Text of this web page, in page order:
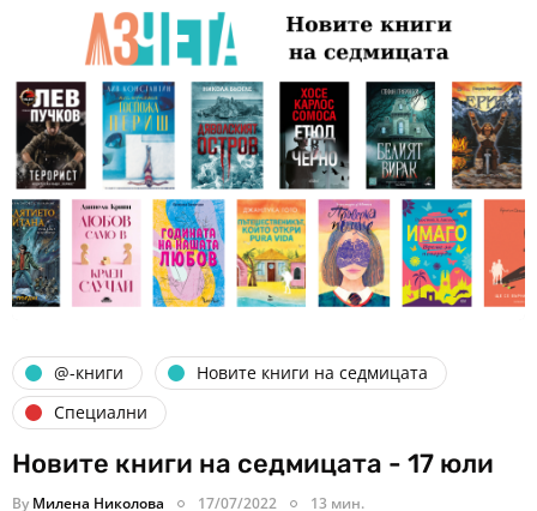
@-книги
Новите книги на седмицата
Специални
Новите книги на седмицата - 17 юли
By Милена Николова 17/07/2022 13 мин.